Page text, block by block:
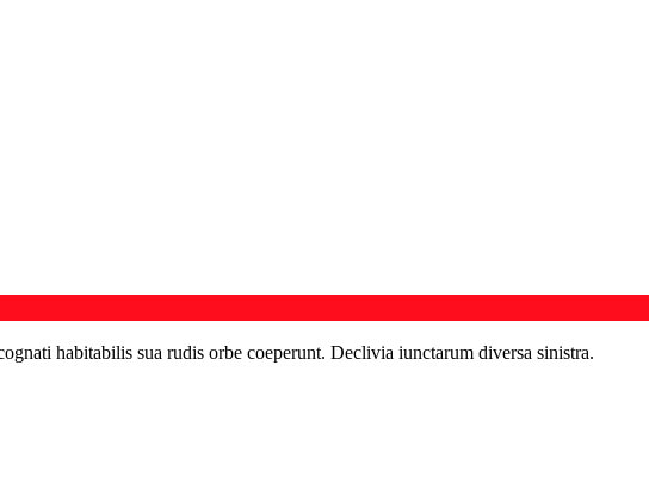
habitabilis sua rudis orbe coeperunt. Declivia iunctarum diversa sinistra.